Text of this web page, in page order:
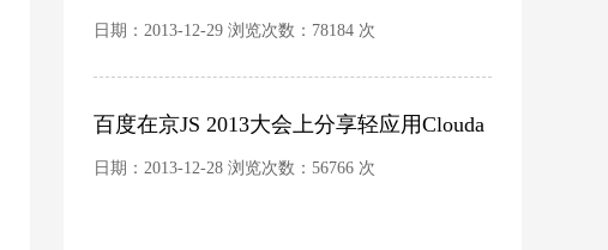
日期：2013-12-29 浏览次数：78184 次
百度在京JS 2013大会上分享轻应用Clouda
开发框架
日期：2013-12-28 浏览次数：56766 次